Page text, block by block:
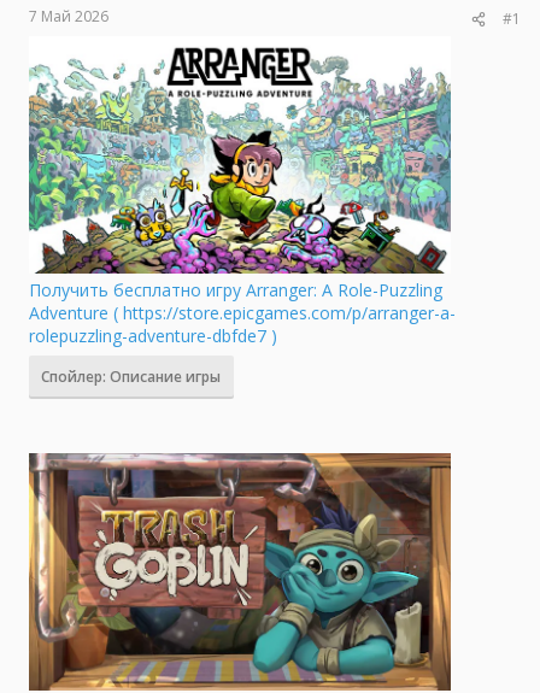
7 Май 2026 #1
Получить бесплатно игру Arranger: A Role-Puzzling
Adventure ( https://store.epicgames.com/p/arranger-a-
rolepuzzling-adventure-dbfde7 )
Спойлер: Описание игры